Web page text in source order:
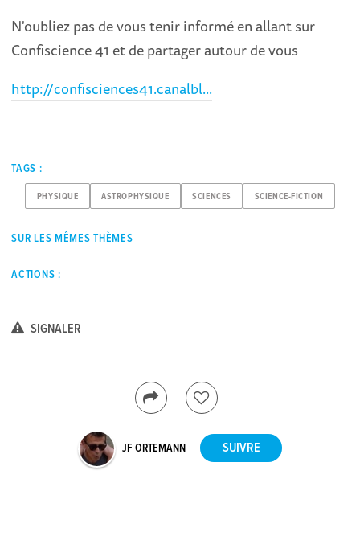
N'oubliez pas de vous tenir informé en allant sur
Confiscience 41 et de partager autour de vous
http://confisciences41.canalbl...
TAGS :
PHYSIQUE ASTROPHYSIQUE SCIENCES SCIENCE-FICTION
SUR LES MÊMES THÈMES
ACTIONS :
SIGNALER
JF ORTEMANN